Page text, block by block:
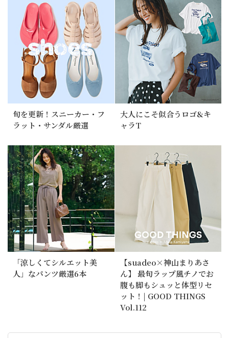
旬を更新！スニーカー・フ
ラット・サンダル厳選
大人にこそ似合うロゴ&キ
ャラT
「涼しくてシルエット美
人」なパンツ厳選6本
【suadeo×神山まりあさ
ん】 最旬ラップ風チノでお
腹も脚もシュッと体型リセ
ット！| GOOD THINGS
Vol.112